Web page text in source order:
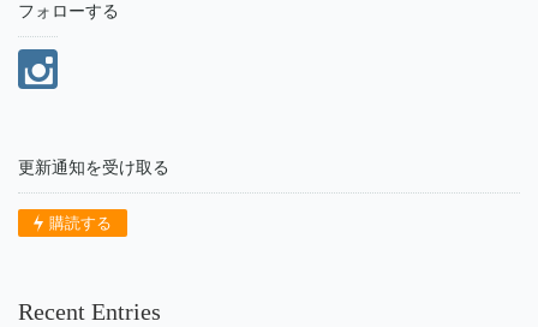
フォローする
更新通知を受け取る
購読する
Recent Entries